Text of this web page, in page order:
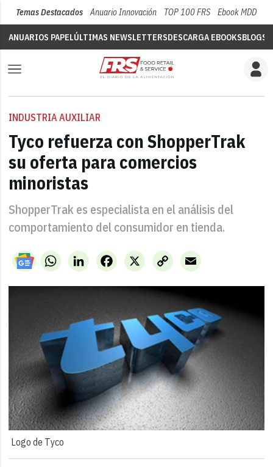
Temas Destacados Anuario Innovación TOP 100 FRS Ebook MDD
ANUARIOS PAPELÚLTIMAS NEWSLETTERSDESCARGA EBOOKSBLOGS
INDUSTRIA AUXILIAR
Tyco refuerza con ShopperTrak
su oferta para comercios
minoristas
ShopperTrak es especialista en el análisis del
comportamiento del consumidor en tienda.
WhatsAppLinkedIn X
Facebook
Copy
Link
Email
Logo de Tyco